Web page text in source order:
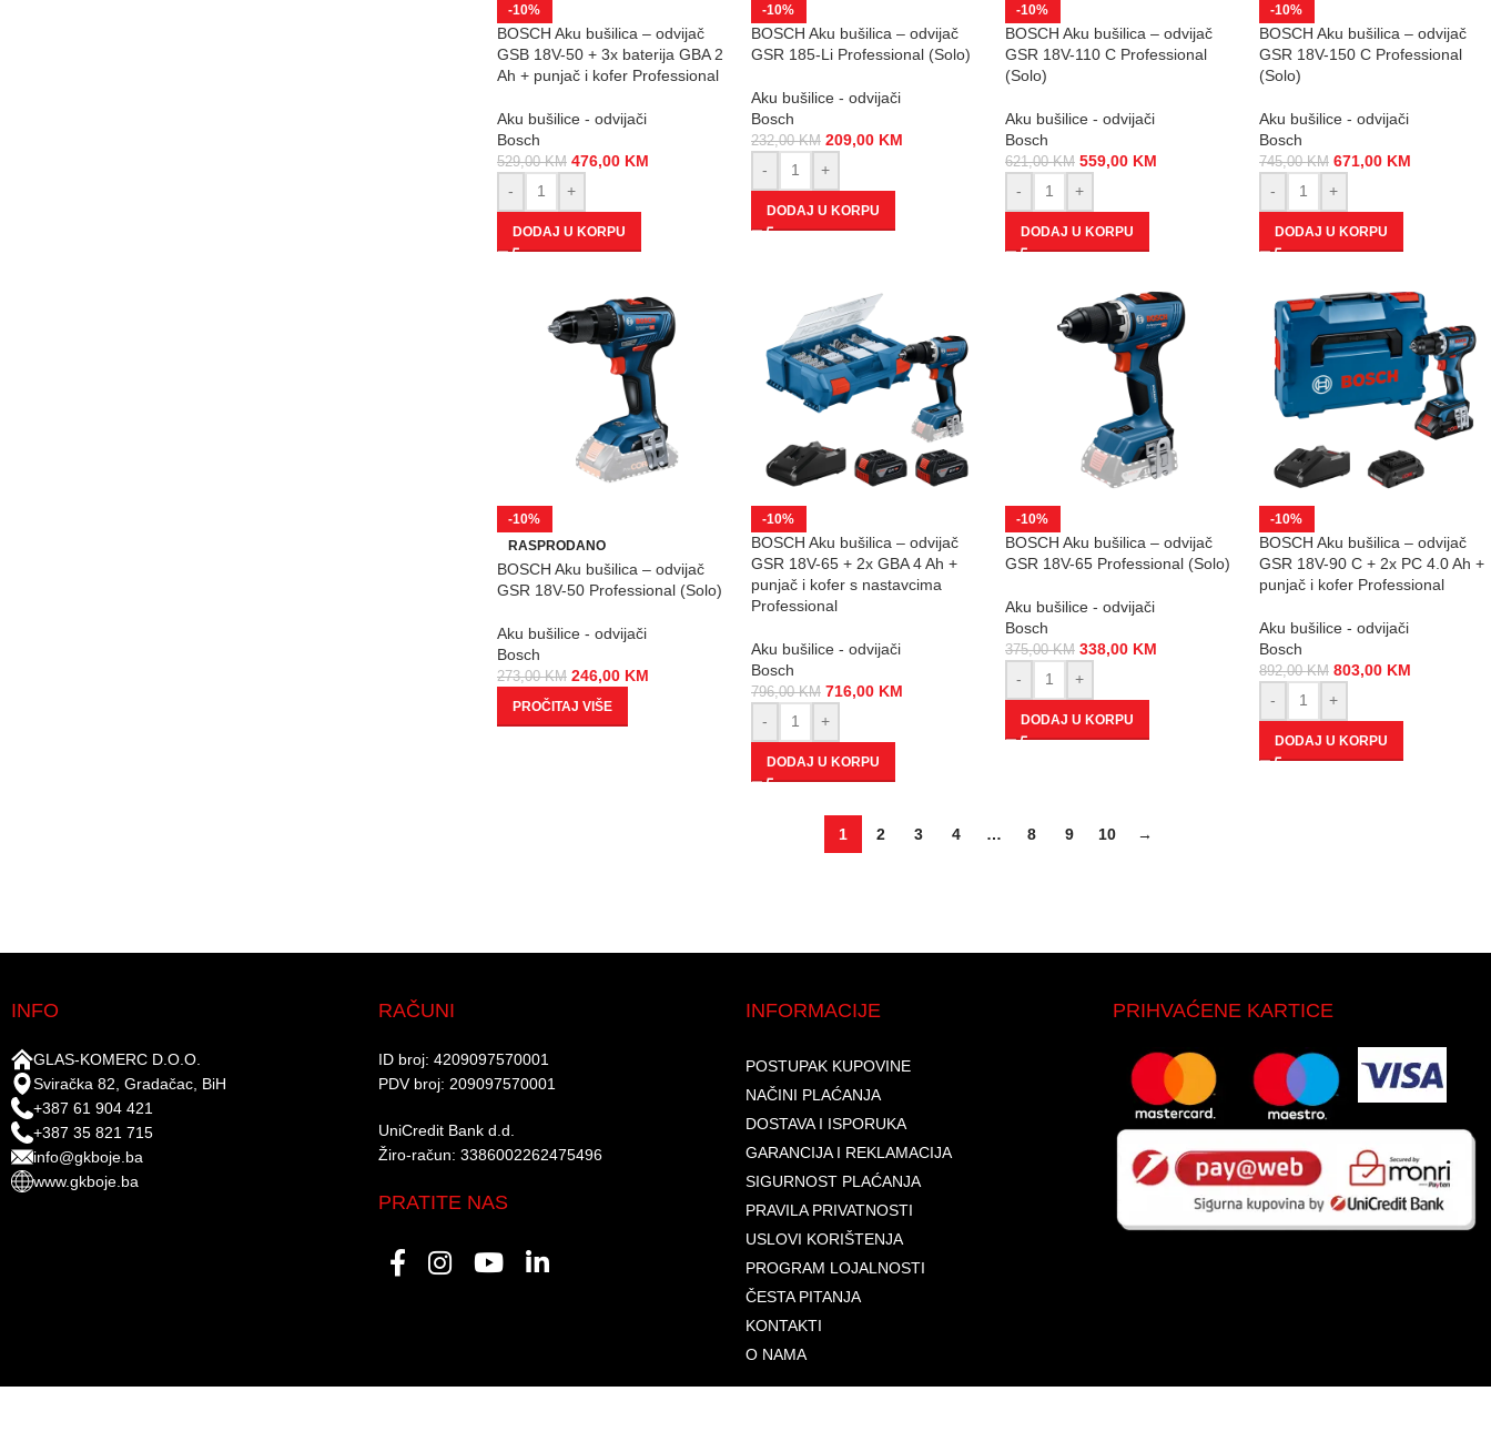
-10%
BOSCH Aku bušilica – odvijač
GSB 18V-50 + 3x baterija GBA 2
Ah + punjač i kofer Professional
Aku bušilice - odvijači
Bosch
529,00KM 476,00 KM
-
+
DODAJ U KORPU
-10%
BOSCH Aku bušilica – odvijač
GSR 185-Li Professional (Solo)
Aku bušilice - odvijači
Bosch
232,00KM 209,00 KM
-
+
DODAJ U KORPU
-10%
BOSCH Aku bušilica – odvijač
GSR 18V-110 C Professional
(Solo)
Aku bušilice - odvijači
Bosch
621,00KM 559,00 KM
-
+
DODAJ U KORPU
-10%
BOSCH Aku bušilica – odvijač
GSR 18V-150 C Professional
(Solo)
Aku bušilice - odvijači
Bosch
745,00KM 671,00 KM
-
+
DODAJ U KORPU
-10%
RASPRODANO
BOSCH Aku bušilica – odvijač
GSR 18V-50 Professional (Solo)
Aku bušilice - odvijači
Bosch
273,00KM 246,00 KM
PROČITAJ VIŠE
-10%
BOSCH Aku bušilica – odvijač
GSR 18V-65 + 2x GBA 4 Ah +
punjač i kofer s nastavcima
Professional
Aku bušilice - odvijači
Bosch
796,00KM 716,00 KM
-
+
DODAJ U KORPU
-10%
BOSCH Aku bušilica – odvijač
GSR 18V-65 Professional (Solo)
Aku bušilice - odvijači
Bosch
375,00KM 338,00 KM
-
+
DODAJ U KORPU
-10%
BOSCH Aku bušilica – odvijač
GSR 18V-90 C + 2x PC 4.0 Ah +
punjač i kofer Professional
Aku bušilice - odvijači
Bosch
892,00KM 803,00 KM
-
+
DODAJ U KORPU
1 2 3 4 … 8 9 10 →
INFO
GLAS-KOMERC D.O.O.
Sviračka 82, Gradačac, BiH
+387 61 904 421
+387 35 821 715
info@gkboje.ba
www.gkboje.ba
RAČUNI
ID broj: 4209097570001​
PDV broj: 209097570001 ​
UniCredit Bank d.d.​
Žiro-račun: 3386002262475496​​
PRATITE NAS
INFORMACIJE
POSTUPAK KUPOVINE
NAČINI PLAĆANJA
DOSTAVA I ISPORUKA
GARANCIJA I REKLAMACIJA
SIGURNOST PLAĆANJA
PRAVILA PRIVATNOSTI
USLOVI KORIŠTENJA
PROGRAM LOJALNOSTI
ČESTA PITANJA
KONTAKTI
O NAMA
PRIHVAĆENE KARTICE